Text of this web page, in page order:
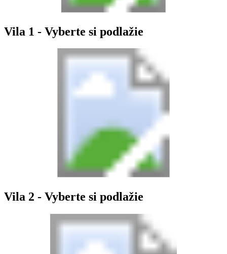
Vila 1 - Vyberte si podlažie
Vila 2 - Vyberte si podlažie